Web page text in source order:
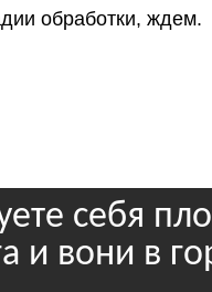
обработки, ждем.